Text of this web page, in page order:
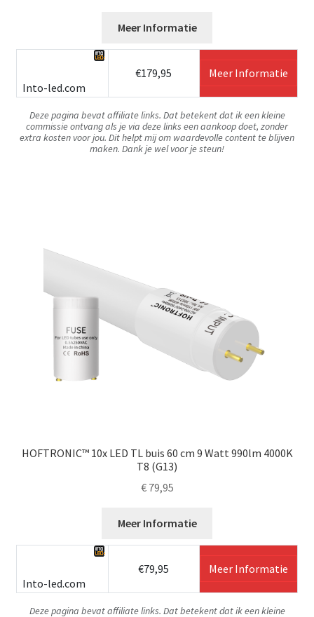
Meer Informatie
Into-led.com
€179,95 Meer Informatie
Deze pagina bevat affiliate links. Dat betekent dat ik een kleine
commissie ontvang als je via deze links een aankoop doet, zonder
extra kosten voor jou. Dit helpt mij om waardevolle content te blijven
maken. Dank je wel voor je steun!
HOFTRONIC™ 10x LED TL buis 60 cm 9 Watt 990lm 4000K
T8 (G13)
€79,95
Meer Informatie
Into-led.com
€79,95 Meer Informatie
Deze pagina bevat affiliate links. Dat betekent dat ik een kleine